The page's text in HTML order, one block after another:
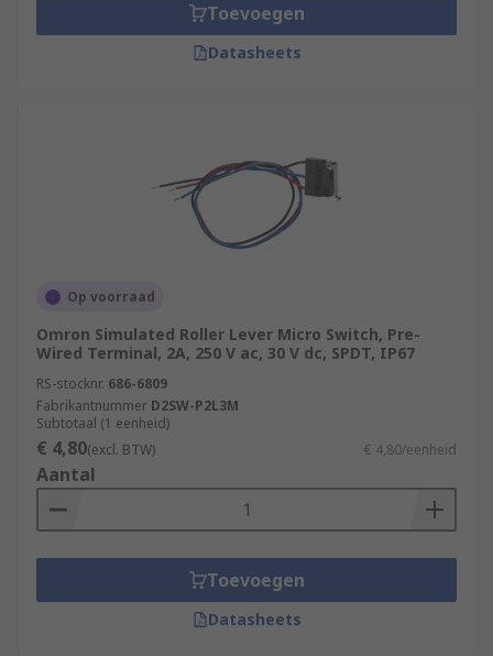
Toevoegen
Datasheets
Op voorraad
Omron Simulated Roller Lever Micro Switch, Pre-
Wired Terminal, 2A, 250 V ac, 30 V dc, SPDT, IP67
RS-stocknr. 686-6809
Fabrikantnummer D2SW-P2L3M
Subtotaal (1 eenheid)
€ 4,80(excl. BTW) € 4,80/eenheid
Aantal
Toevoegen
Datasheets